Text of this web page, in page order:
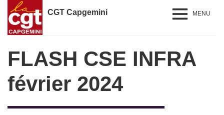
CGT Capgemini MENU
FLASH CSE INFRA
février 2024